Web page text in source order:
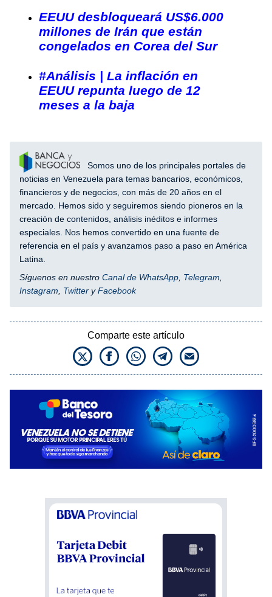
EEUU desbloqueará US$6.000
millones de Irán que están
congelados en Corea del Sur
#Análisis | La inflación en
EEUU repunta luego de 12
meses a la baja
Somos uno de los principales portales de
noticias en Venezuela para temas bancarios, económicos,
financieros y de negocios, con más de 20 años en el
mercado. Hemos sido y seguiremos siendo pioneros en la
creación de contenidos, análisis inéditos e informes
especiales. Nos hemos convertido en una fuente de
referencia en el país y avanzamos paso a paso en América
Latina.
Síguenos en nuestro Canal de WhatsApp, Telegram,
Instagram, Twitter yFacebook
Comparte este artículo